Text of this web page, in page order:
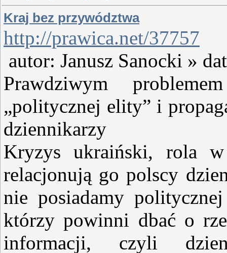
Kraj bez przywództwa
http://prawica.net/37757
autor: Janusz Sanocki »
Prawdziwym
„politycznej elity” i
dziennikarzy
Kryzys ukraiński, rola
relacjonują go polscy
nie posiadamy
którzy powinni dbać o
informacji, czyli